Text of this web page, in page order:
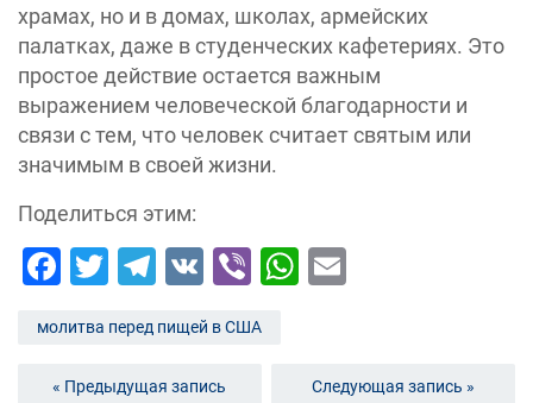
храмах, но и в домах, школах, армейских
палатках, даже в студенческих кафетериях. Это
простое действие остается важным
выражением человеческой благодарности и
связи с тем, что человек считает святым или
значимым в своей жизни.
Поделиться этим:
Facebook
Twitter
Telegram
VK ViberWhatsApp
молитва перед пищей в США
« Предыдущая запись Следующая запись »